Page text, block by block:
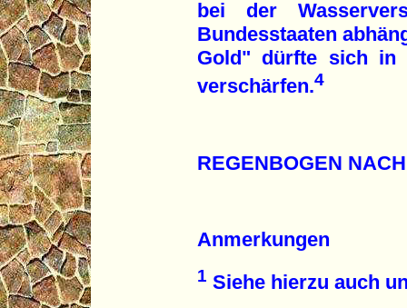
bei der
Bundesstaaten
Gold" dürfte sich in
verschärfen.4
REGENBOGEN
Anmerkungen
1 Siehe hierzu auch